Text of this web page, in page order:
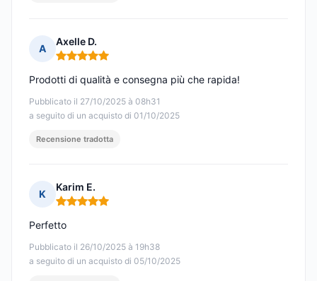
A
Axelle D.
Nota: 5 su 5
Pubblicato il 27/10/2025 à 08h31
a seguito di un acquisto di 01/10/2025
Prodotti di qualità e consegna più che rapida!
Recensione tradotta
K
Karim E.
Nota: 5 su 5
Pubblicato il 26/10/2025 à 19h38
a seguito di un acquisto di 05/10/2025
Perfetto